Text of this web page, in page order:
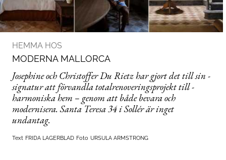
Influencers
Mer
HEMMA HOS
MODERNA MALLORCA
Josephine och Christoffer Du Rietz har gjort det till sin ­
signatur att förvandla totalrenoveringsprojekt till ­
harmoniska hem – genom att både bevara och
modernisera. Santa Teresa 34 i Sollér är inget
undantag.
Text FRIDA LAGERBLAD Foto URSULA ARMSTRONG